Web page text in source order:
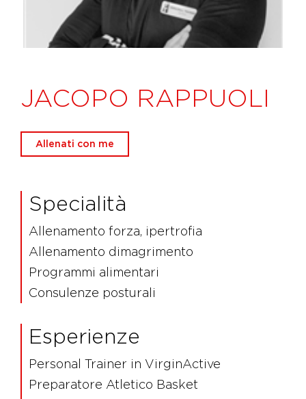
JACOPO RAPPUOLI
Allenati con me
Specialità
Allenamento forza, ipertrofia
Allenamento dimagrimento
Programmi alimentari
Consulenze posturali
Esperienze
Personal Trainer in VirginActive
Preparatore Atletico Basket